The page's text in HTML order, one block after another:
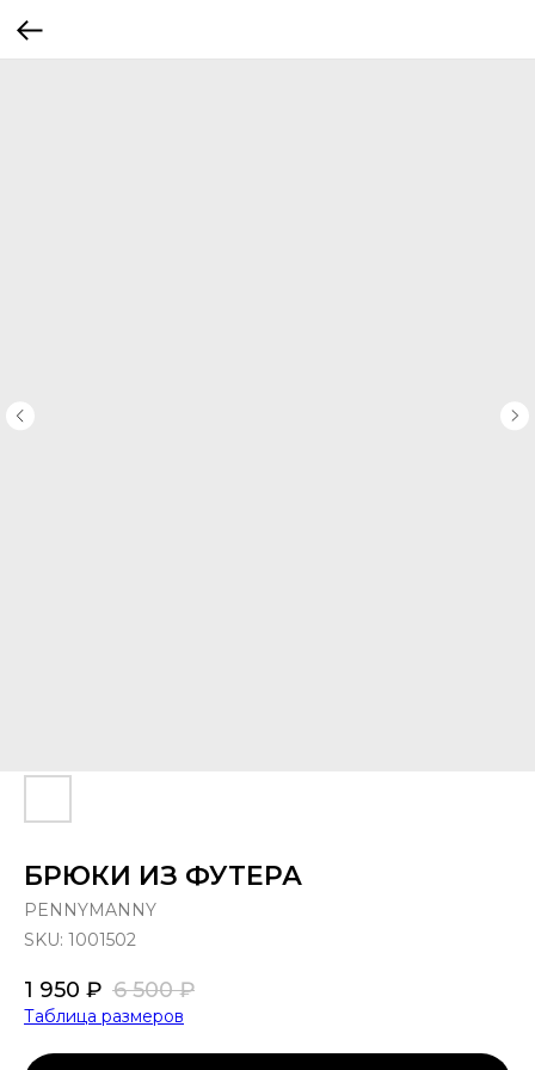
БРЮКИ ИЗ ФУТЕРА
PENNYMANNY
SKU: 1001502
1 950 ₽ 6 500 ₽
Таблица размеров